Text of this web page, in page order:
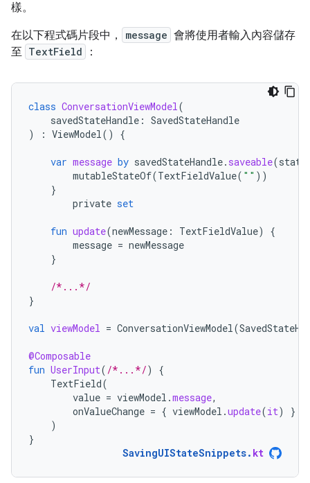
樣。
在以下程式碼片段中，
message 會將使用者輸入內容儲存
至 TextField ：
class ConversationViewModel(
savedStateHandle : SavedStateHandle
)
: ViewModel() {
var message by savedStateHandle. saveable(
mutableStateOf(TextFieldValue( "" ))
}
private set
fun update(newMessage : TextFieldValue)
{
message = newMessage
}
/*...*/
}
val viewModel = ConversationViewModel(
@Composable
fun UserInput( /*...*/)
{
TextField(
value = viewModel .message,
onValueChange = { viewModel .update(it)
}
)
}
SavingUIStateSnippets. kt